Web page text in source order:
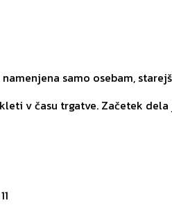
samo osebam,
v času trgatve. Začetek dela